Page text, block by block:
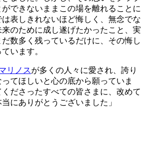
できないままこの場を離れることに
表しきれないほど悔しく、無念でな
のために成し遂げたかったこと、実
数多く残っているだけに、その悔し
います。
リノスが多くの人々に愛され、誇り
てほしいと心の底から願っていま
ださったすべての皆さまに、改めて
にありがとうございました」